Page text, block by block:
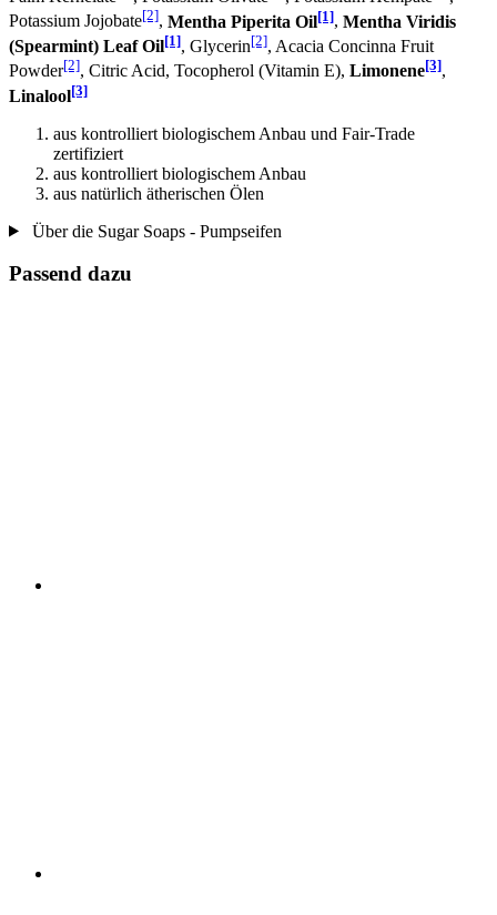
Potassium Jojobate[2], Mentha Piperita Oil[1], Mentha Viridis
(Spearmint) Leaf Oil[1], Glycerin[2], Acacia Concinna Fruit
Powder[2], Citric Acid, Tocopherol (Vitamin E), Limonene[3],
Linalool[3]
aus kontrolliert biologischem Anbau und Fair-Trade
zertifiziert
aus kontrolliert biologischem Anbau
aus natürlich ätherischen Ölen
Über die Sugar Soaps - Pumpseifen
Passend dazu